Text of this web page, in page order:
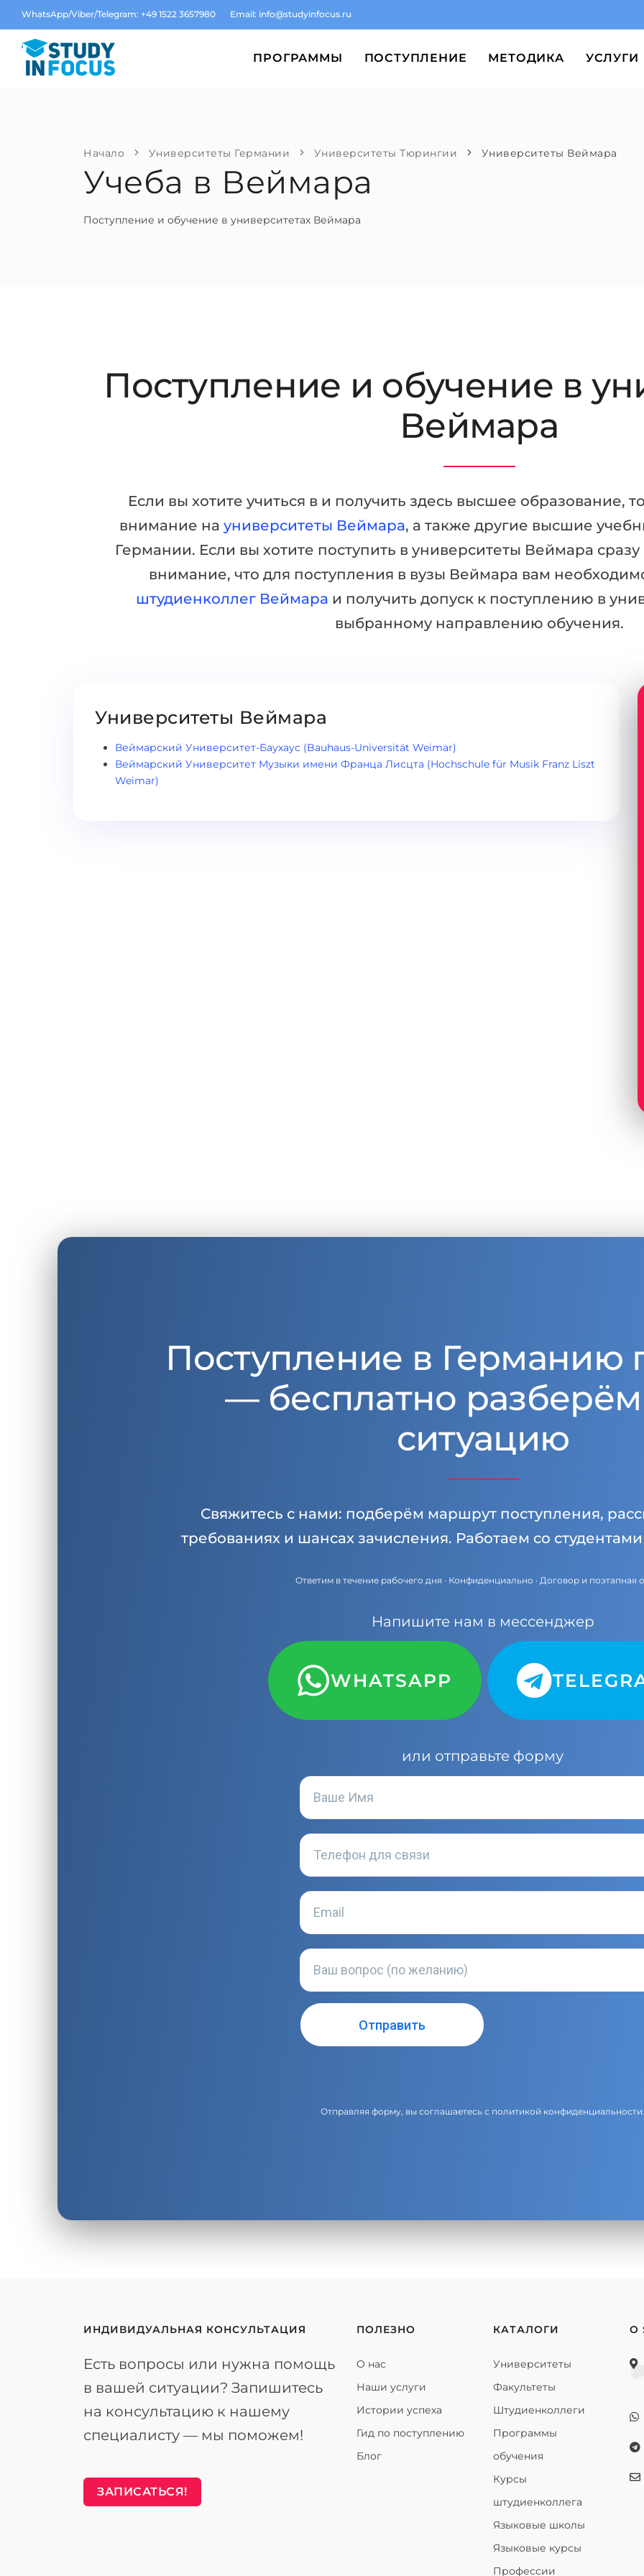
WhatsApp/Viber/Telegram: +49 1522 3657980 Email: info@studyinfocus.ru
ПРОГРАММЫ ПОСТУПЛЕНИЕ МЕТОДИКА УСЛУГИ
Начало Университеты Германии Университеты Тюрингии Университеты Веймара
Учеба в Веймара
Поступление и обучение в университетах Веймара
Поступление и обучение в
Веймара
Если вы хотите учиться в и получить здесь высшее образование,
внимание на университеты Веймара, а также другие высшие
Германии. Если вы хотите поступить в университеты Веймара
внимание, что для поступления в вузы Веймара вам
штудиенколлег Веймара и получить допуск к поступлению в
выбранному направлению обучения.
Университеты Веймара
Веймарский Университет-Баухаус (Bauhaus-Universität Weimar)
Веймарский Университет Музыки имени Франца Лисцта (Hochschule für Musik Franz Liszt
Weimar)
Поступление в Германию
— бесплатно
ситуацию
Свяжитесь с нами: подберём маршрут поступления,
требованиях и шансах зачисления. Работаем со
Ответим в течение рабочего дня · Конфиденциально · Договор и поэтапная
Напишите нам в мессенджер
WHATSAPP
или отправьте форму
Отправляя форму, вы соглашаетесь с политикой конфиденциальности
ИНДИВИДУАЛЬНАЯ КОНСУЛЬТАЦИЯ
Есть вопросы или нужна помощь
в вашей ситуации? Запишитесь
на консультацию к нашему
специалисту — мы поможем!
ЗАПИСАТЬСЯ!
ПОЛЕЗНО
О нас
Наши услуги
Истории успеха
Гид по поступлению
Блог
КАТАЛОГИ
Университеты
Факультеты
Штудиенколлеги
Программы
обучения
Курсы
штудиенколлега
Языковые школы
Языковые курсы
Профессии
О